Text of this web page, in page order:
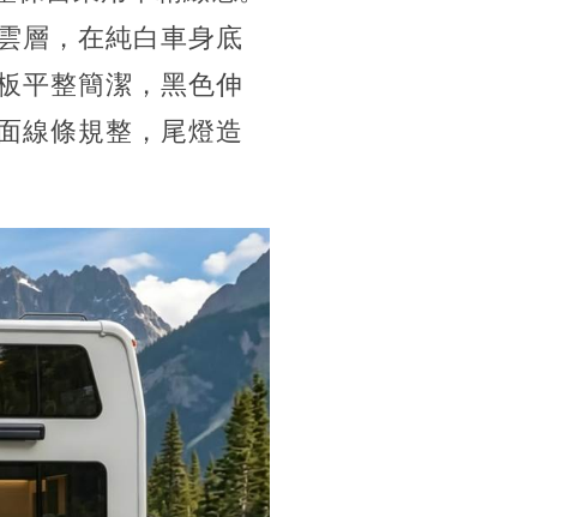
層，在純白車身底
平整簡潔，黑色伸
線條規整，尾燈造